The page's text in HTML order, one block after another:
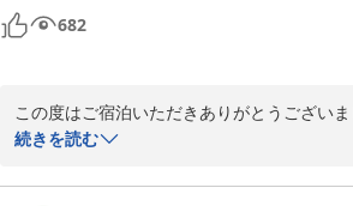
ます。
ベンガル猫とのふれあいや野菜の収穫体験も
変えて
682
この度はご宿泊いただきありがとうございま
葉を頂戴し、大変嬉しく拝読いたしました。
続きを読む